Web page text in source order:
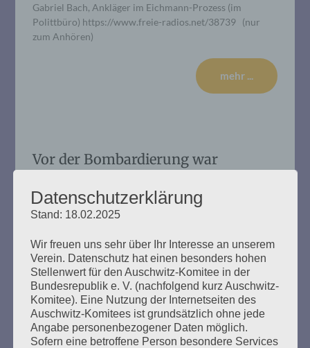
Gabriel Bach, Ankläger im Eichmann-Prozess (im
Polittbüro) https://www.freie-radios.net/38739 (nur
zum Anhören)
mehr ...
Vor der Bombardierung war
Erstellt am13. Februar 2010
Erklärung des Auschwitz-Komitees zum 13. Februar
2010 Gemeinsam Alt- und Neonazis am 13. Februar
2010 in Dresden stoppen. Dresden, 13. Februar. Seit
1998 ist Dresden regelmäßiger „Gastgeber“ des größten
europaweiten Naziaufmarschs. Im Jahr 2009 waren es
mehr als 6000 Neonazis aus dem In- und Ausland, über
Jahre haben sie sich in Dresden mehr oder weniger…
Datenschutzerklärung
Stand: 18.02.2025
Wir freuen uns sehr über Ihr Interesse an unserem
Verein. Datenschutz hat einen besonders hohen
Stellenwert für den Auschwitz-Komitee in der
Bundesrepublik e. V. (nachfolgend kurz Auschwitz-
Komitee). Eine Nutzung der Internetseiten des
Auschwitz-Komitees ist grundsätzlich ohne jede
Angabe personenbezogener Daten möglich.
Sofern eine betroffene Person besondere Services